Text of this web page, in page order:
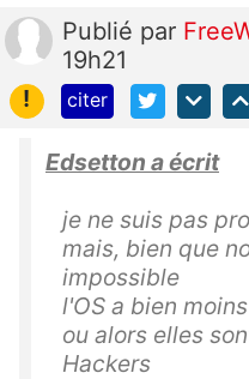
Publié par
19h21
!
citer
Edsetton a écrit
je ne suis pas
mais, bien que
impossible
l'OS a bien
ou alors elles
Hackers